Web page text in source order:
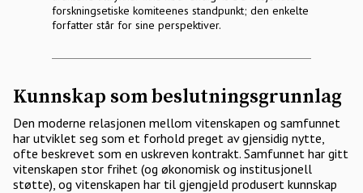
forskningsetiske komiteenes standpunkt; den enkelte
forfatter står for sine perspektiver.
Kunnskap som beslutningsgrunnlag
Den moderne relasjonen mellom vitenskapen og samfunnet
har utviklet seg som et forhold preget av gjensidig nytte,
ofte beskrevet som en uskreven kontrakt. Samfunnet har gitt
vitenskapen stor frihet (og økonomisk og institusjonell
støtte), og vitenskapen har til gjengjeld produsert kunnskap